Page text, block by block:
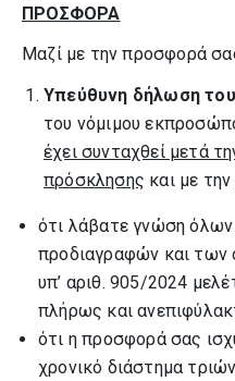
ΠΡΟΣΦΟΡΑ
Μαζί με την προσφορά
Υπεύθυνη δήλωση
του νόμιμου
έχει συνταχθεί μετά
πρόσκλησης και με
ότι λάβατε γνώση
προδιαγραφών και των
υπ’ αριθ. 905/2024
πλήρως και
ότι η προσφορά σας
χρονικό διάστημα